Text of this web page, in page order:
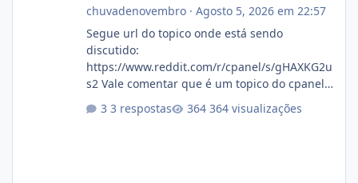
chuvadenovembro· Agosto 5, 2026 em 22:57
Segue url do topico onde está sendo
discutido:
https://www.reddit.com/r/cpanel/s/gHAXKG2u
s2 Vale comentar que é um topico do cpanel...
Não sei como ta a pegada no da.
3 respostas 364 visualizações